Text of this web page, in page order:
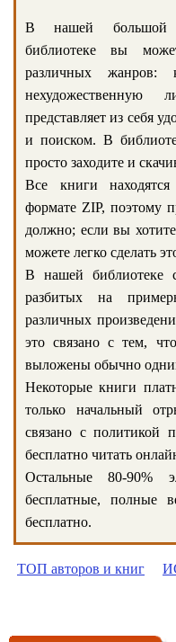
В нашей большой
библиотеке вы
различных жанров:
нехудожественную
представляет из себя
и поиском. В
просто заходите и
Все книги
формате ZIP, поэтому
должно; если вы
можете легко сделать
В нашей библиотеке
разбитых на
различных
это связано с тем,
выложены обычно
Некоторые книги
только начальный
связано с политикой
бесплатно читать
Остальные 80-90%
бесплатные, полные
бесплатно.
ТОП авторов и книг